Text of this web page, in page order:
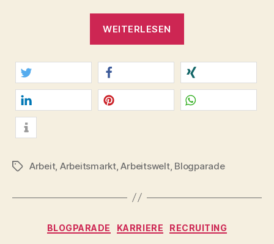
WEITERLESEN
Autobranche?
In
Zukunft
twittern teilen teilen
mitteilen
Schlagwörter
Arbeit, Arbeitsmarkt,Arbeitswelt, Blogparade
Kategorien
BLOGPARADE KARRIERE RECRUITING